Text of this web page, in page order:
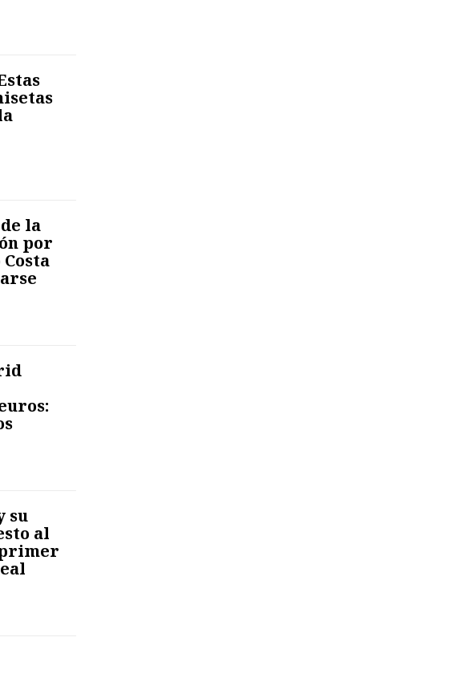
la
por
su
al